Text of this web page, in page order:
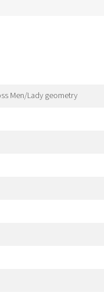
Men/Lady geometry